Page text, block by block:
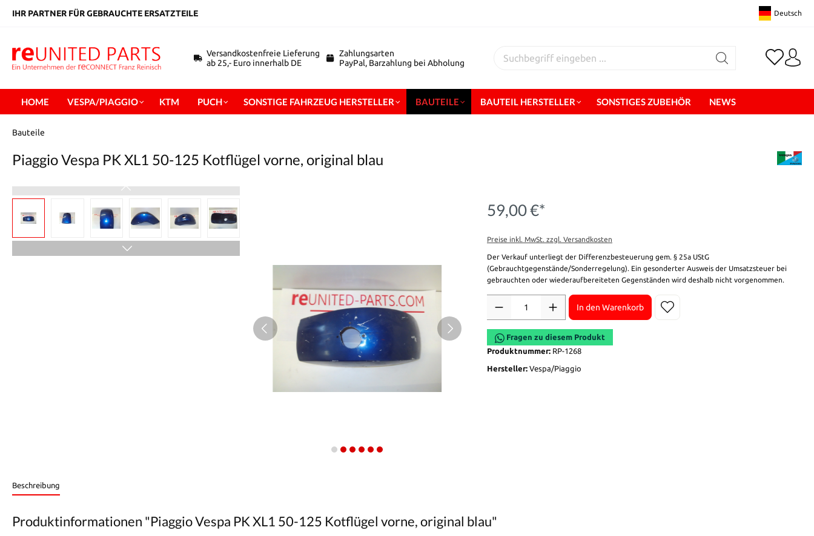
springen
IHR PARTNER FÜR GEBRAUCHTE ERSATZTEILE Deutsch
Versandkostenfreie Lieferung
ab 25,- Euro innerhalb DE
Zahlungsarten
PayPal, Barzahlung bei Abholung
HOME VESPA/PIAGGIO KTM PUCH SONSTIGE FAHRZEUG HERSTELLER BAUTEILE BAUTEIL HERSTELLER SONSTIGES ZUBEHÖR NEWS
Bauteile
Piaggio Vespa PK XL1 50-125 Kotflügel vorne, original blau
59,00 €*
Preise inkl. MwSt. zzgl. Versandkosten
Der Verkauf unterliegt der Differenzbesteuerung gem. § 25a UStG
(Gebrauchtgegenstände/Sonderregelung). Ein gesonderter Ausweis der Umsatzsteuer bei
gebrauchten oder wiederaufbereiteten Gegenständen wird deshalb nicht vorgenommen.
In den Warenkorb
Fragen zu diesem Produkt
Produktnummer: RP-1268
Hersteller: Vespa/Piaggio
Beschreibung
Produktinformationen "Piaggio Vespa PK XL1 50-125 Kotflügel vorne, original blau"